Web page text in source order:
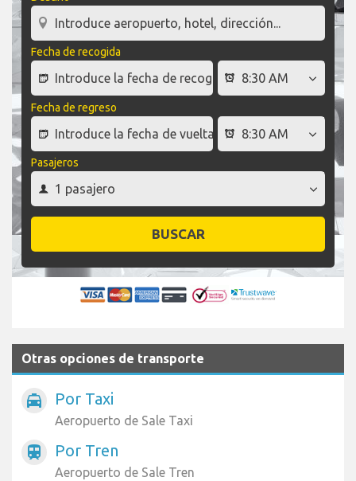
Fecha de recogida
Fecha de regreso
Pasajeros
BUSCAR
Otras opciones de transporte
local_taxi Por Taxi
Aeropuerto de Sale Taxi
train Por Tren
Aeropuerto de Sale Tren